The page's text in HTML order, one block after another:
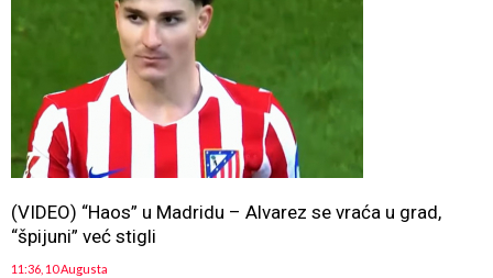
(VIDEO) “Haos” u Madridu – Alvarez se vraća u grad,
“špijuni” već stigli
11:36, 10 Augusta